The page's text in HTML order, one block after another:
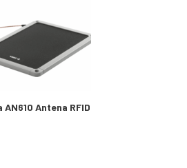
AN610 Antena RFID